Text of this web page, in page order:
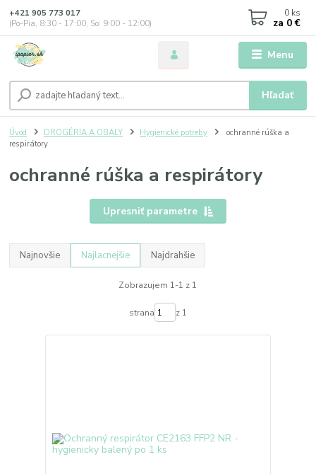
Menu
Hľadať
+421 905 773 017
(Po-Pia, 8:30 - 17:00, So: 9:00 - 12:00)
0 ks
za 0 €
Úvod DROGÉRIA A OBALY Hygienické potreby
ochranné rúška a
respirátory
ochranné rúška a respirátory
Upresniť parametre
Najnovšie Najlacnejšie Najdrahšie
Zobrazujem 1-1 z 1
strana z 1